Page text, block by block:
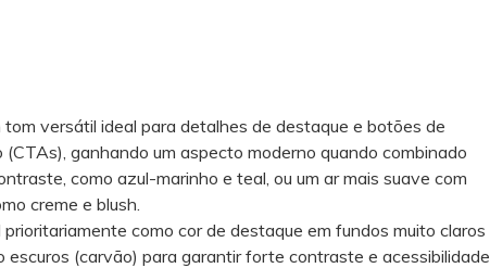
tom versátil ideal para detalhes de destaque e botões de
(CTAs), ganhando um aspecto moderno quando combinado
como azul-marinho e teal, ou um ar mais suave com
creme e blush.
como cor de destaque em fundos muito claros
(carvão) para garantir forte contraste e acessibilidade